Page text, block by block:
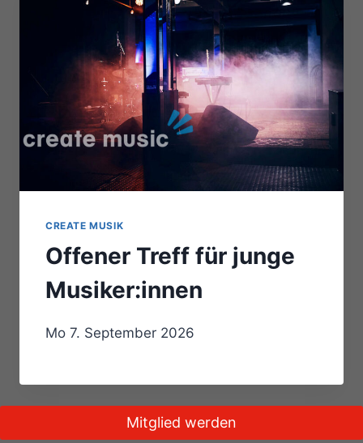
CREATE MUSIK
Offener Treff für junge
Musiker:innen
Mo 7. September 2026
Mitglied werden